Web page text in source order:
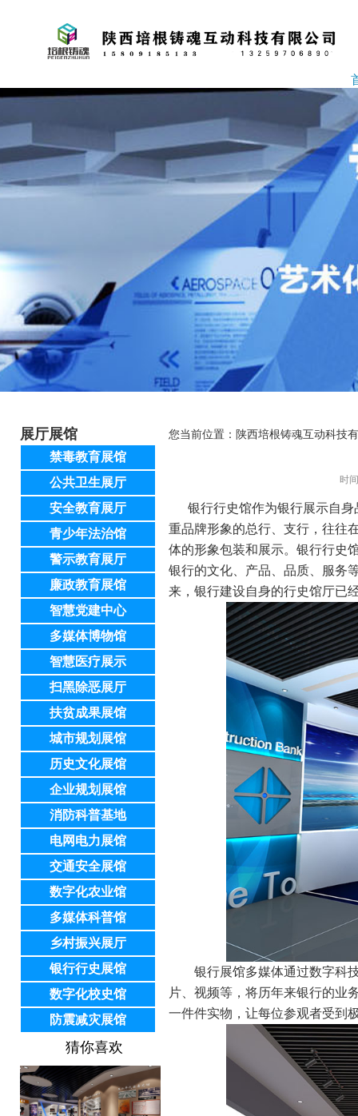
您当前位置： 陕西培根铸魂互动科技
展厅展馆
禁毒教育展馆
公共卫生展厅
安全教育展厅
青少年法治馆
警示教育展厅
廉政教育展馆
智慧党建中心
多媒体博物馆
智慧医疗展示
扫黑除恶展厅
扶贫成果展馆
城市规划展馆
历史文化展馆
企业规划展馆
消防科普基地
电网电力展馆
交通安全展馆
数字化农业馆
多媒体科普馆
乡村振兴展厅
银行行史展馆
数字化校史馆
防震减灾展馆
猜你喜欢
时
银行行史馆作为银行展示自身
重品牌形象的总行、支行，往往
体的形象包装和展示。银行行史
银行的文化、产品、品质、服务
来，银行建设自身的行史馆厅已
银行展馆多媒体通过数字科技
片、视频等，将历年来银行的业
一件件实物，让每位参观者受到